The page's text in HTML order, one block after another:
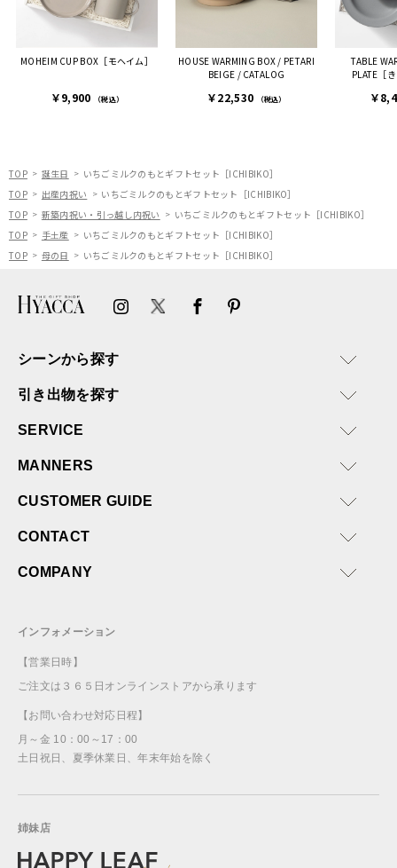
また、こちら不注意でメー
ルアドレスを誤って入力し
登録してログインできなく
困った際にも、迅速に回答
MOHEIM CUP BOX［モヘイム］
￥9,900 （税込）
HOUSE WARMING BOX / PETARI
BEIGE / CATALOG
￥22,530 （税込）
TABLE
PLATE［
￥
TOP 誕生日
いちごミルクのもとギフトセット［ICHIBIKO］
TOP
出産内祝い
いちごミルクのもとギフトセット［ICHIBIKO］
TOP
新築内祝い・引っ越し内祝い
いちごミルクのもとギフトセット［ICHIBIKO］
TOP
手土産
いちごミルクのもとギフトセット［ICHIBIKO］
TOP
母の日 いちごミルクのもとギフトセット［ICHIBIKO］
シーンから探す
引き出物を探す
SERVICE
MANNERS
CUSTOMER GUIDE
CONTACT
COMPANY
インフォメーション
【営業日時】
ご注文は３６５日オンラインストアから承ります
【お問い合わせ対応日程】
月～金 10：00～17：00
土日祝日、夏季休業日、年末年始を除く
姉妹店